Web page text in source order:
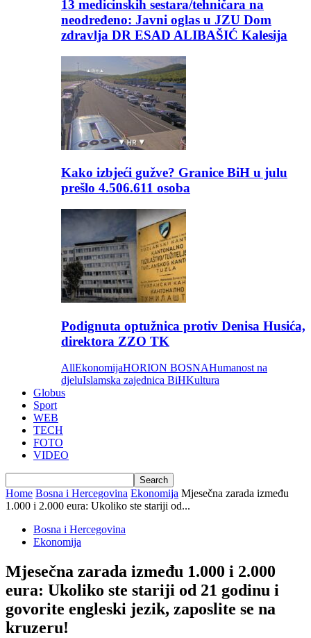
13 medicinskih sestara/tehničara na
neodređeno: Javni oglas u JZU Dom
zdravlja DR ESAD ALIBAŠIĆ Kalesija
Kako izbjeći gužve? Granice BiH u julu
prešlo 4.506.611 osoba
Podignuta optužnica protiv Denisa Husića,
direktora ZZO TK
AllEkonomijaHORION BOSNAHumanost na
djeluIslamska zajednica BiHKultura
Globus
Sport
WEB
TECH
FOTO
VIDEO
Home Bosna i Hercegovina Ekonomija Mjesečna zarada između
1.000 i 2.000 eura: Ukoliko ste stariji od...
Bosna i Hercegovina
Ekonomija
Mjesečna zarada između 1.000 i 2.000
eura: Ukoliko ste stariji od 21 godinu i
govorite engleski jezik, zaposlite se na
kruzeru!